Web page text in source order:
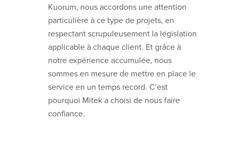
Kuorum, nous accordons une attention
particulière à ce type de projets, en
respectant scrupuleusement la législation
applicable à chaque client. Et grâce à
notre expérience accumulée, nous
sommes en mesure de mettre en place le
service en un temps record. C’est
pourquoi Mitek a choisi de nous faire
confiance.